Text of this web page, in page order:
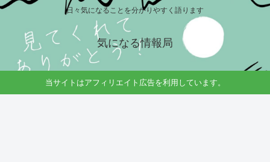
日々気になることを分かりやすく語ります
気になる情報局
当サイトはアフィリエイト広告を利用しています。